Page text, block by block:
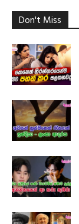
Don't Miss